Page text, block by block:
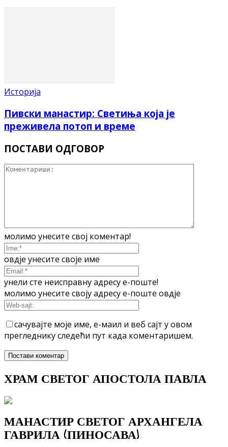
Историја
Пивски манастир: Светиња која је
преживела потоп и време
ПОСТАВИ ОДГОВОР
молимо унесите свој коментар!
овдје унесите своје име
унели сте неисправну адресу е-поште!
молимо унесите своју адресу е-поште овдје
сачувајте моје име, е-маил и веб сајт у овом
прегледнику следећи пут када коментаришем.
ХРАМ СВЕТОГ АПОСТОЛА ПАВЛА
МАНАСТИР СВЕТОГ АРХАНГЕЛА
ГАВРИЛА (ПИНОСАВА)